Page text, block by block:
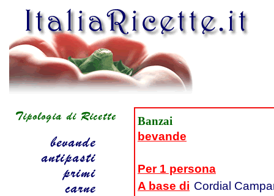
Banzai
bevande
Per 1 persona
A base di Cordial